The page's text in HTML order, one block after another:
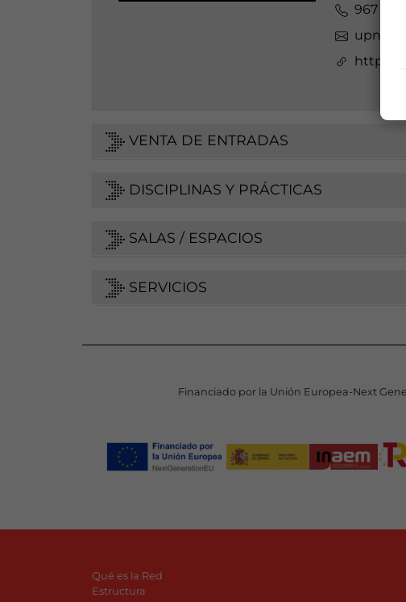
967 438
https://
VENTA DE ENTRADAS
DISCIPLINAS Y PRÁCTICAS
SALAS / ESPACIOS
SERVICIOS
Financiado por la Unión Europea-Next
Qué es la Red
Estructura